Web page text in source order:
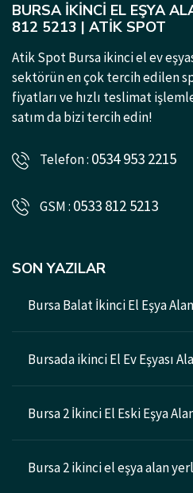
BURSA İKINCI EL EŞYA
812 5213 | ATIK SPOT
Atik Spot Bursa ikinci el ev
sektörün en çok tercih edilen
fiyatları ve hızlı teslimat
satım da bizi tercih edin!
Telefon : 0534 953 2215
GSM : 0533 812 5213
SON YAZILAR
Bursa Balat İkinci El Eşya
Bursada ikinci El Ev Eşyası
Bursa 2 İkinci El Eski Eşya
Bursa 2 ikinci el eşya alan